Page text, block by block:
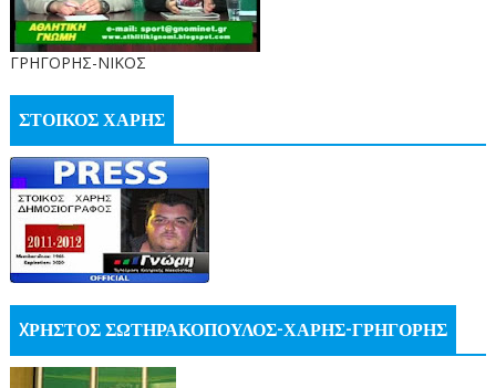
ΓΡΗΓΟΡΗΣ-ΝΙΚΟΣ
ΣΤΟΙΚΟΣ ΧΑΡΗΣ
XΡΗΣΤΟΣ ΣΩΤΗΡΑΚΟΠΟΥΛΟΣ-ΧΑΡΗΣ-ΓΡΗΓΟΡΗΣ